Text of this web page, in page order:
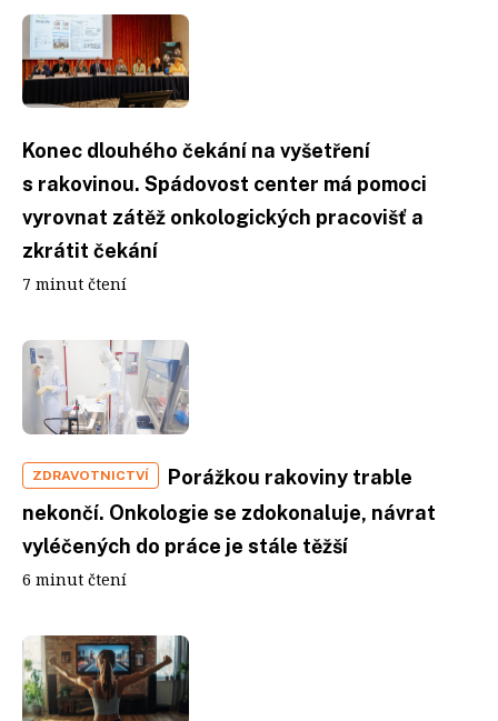
Konec dlouhého čekání na vyšetření
s rakovinou. Spádovost center má pomoci
vyrovnat zátěž onkologických pracovišť a
zkrátit čekání
7 minut čtení
ZDRAVOTNICTVÍ
Porážkou rakoviny trable
nekončí. Onkologie se zdokonaluje, návrat
vyléčených do práce je stále těžší
6 minut čtení